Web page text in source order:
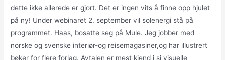
dette ikke allerede er gjort. Det er ingen vits å finne opp hjulet
på ny! Under webinaret 2. september vil solenergi stå på
programmet. Haas, bosatte seg på Mule. Jeg jobber med
norske og svenske interiør-og reisemagasiner,og har illustrert
bøker for flere forlag. Avtalen er mest kjend i si visuelle